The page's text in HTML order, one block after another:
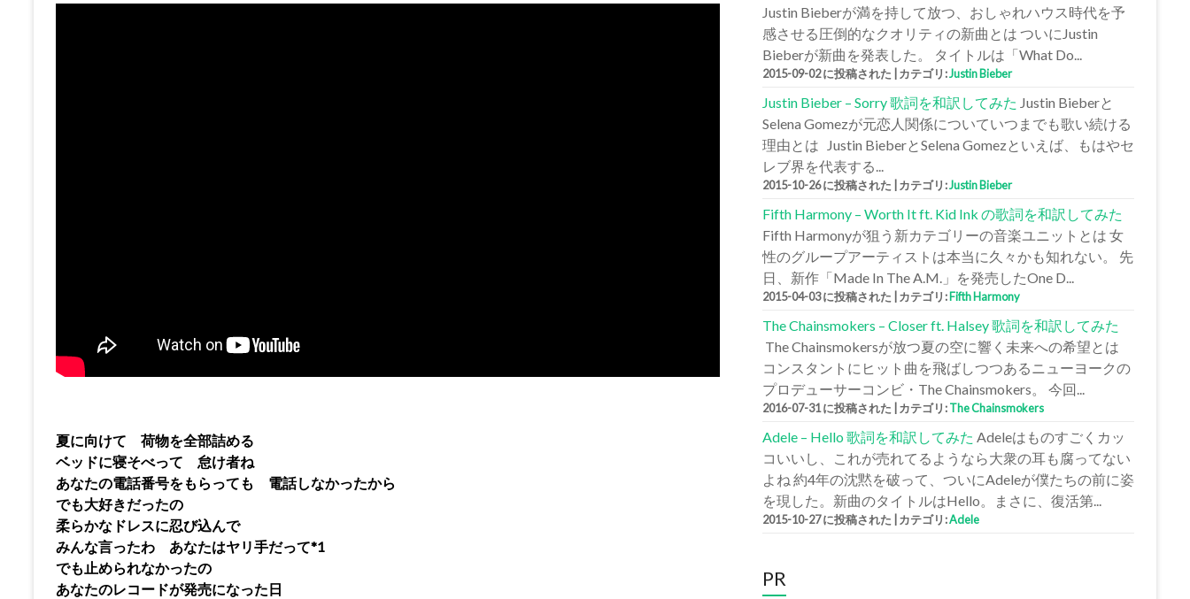
夏に向けて 荷物を全部詰める
ベッドに寝そべって 怠け者ね
あなたの電話番号をもらっても 電話しなかったから
でも大好きだったの
柔らかなドレスに忍び込んで
みんな言ったわ あなたはヤリ手だって*1
でも止められなかったの
あなたのレコードが発売になった日
Justin Bieberが満を持して放つ、おしゃれハウス時代を予
感させる圧倒的なクオリティの新曲とは ついにJustin
Bieberが新曲を発表した。 タイトルは「What Do...
2015-09-02 に投稿された カテゴリ:Justin Bieber
Justin Bieber – Sorry 歌詞を和訳してみた Justin Bieberと
Selena Gomezが元恋人関係についていつまでも歌い続ける
理由とは Justin BieberとSelena Gomezといえば、もはやセ
レブ界を代表する...
2015-10-26 に投稿された カテゴリ:Justin Bieber
Fifth Harmony – Worth It ft. Kid Ink の歌詞を和訳してみた
Fifth Harmonyが狙う新カテゴリーの音楽ユニットとは 女
性のグループアーティストは本当に久々かも知れない。 先
日、新作「Made In The A.M.」を発売したOne D...
2015-04-03 に投稿された カテゴリ:Fifth Harmony
The Chainsmokers – Closer ft. Halsey 歌詞を和訳してみた
The Chainsmokersが放つ夏の空に響く未来への希望とは
コンスタントにヒット曲を飛ばしつつあるニューヨークの
プロデューサーコンビ・The Chainsmokers。 今回...
2016-07-31 に投稿された カテゴリ:The Chainsmokers
Adele – Hello 歌詞を和訳してみた Adeleはものすごくカッ
コいいし、これが売れてるようなら大衆の耳も腐ってない
よね 約4年の沈黙を破って、ついにAdeleが僕たちの前に姿
を現した。新曲のタイトルはHello。まさに、復活第...
2015-10-27 に投稿された カテゴリ:Adele
PR